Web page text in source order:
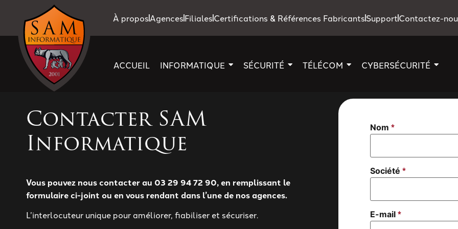
À proposAgencesFilialesCertifications & Références FabricantsSupportContactez-
ACCUEIL INFORMATIQUE SÉCURITÉ TÉLÉCOM CYBERSÉCURITÉ
Contacter SAM
Informatique
Vous pouvez nous contacter au 03 29 94 72 90, en remplissant le
formulaire ci-joint ou en vous rendant dans l’une de nos agences.
L’interlocuteur unique pour améliorer, fiabiliser et sécuriser.
Nom*
Société*
*
message
E-mail*